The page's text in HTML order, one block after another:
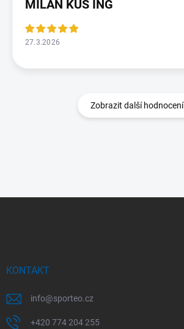
MILAN KUS ING
27.3.2026
Zobrazit další hodnocení
KONTAKT
info@sporteo.cz
+420 774 204 255